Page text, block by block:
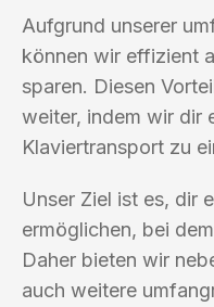
Aufgrund unserer
können wir effizient
sparen. Diesen
weiter, indem wir dir
Klaviertransport zu
Unser Ziel ist es, dir
ermöglichen, bei
Daher bieten wir
auch weitere